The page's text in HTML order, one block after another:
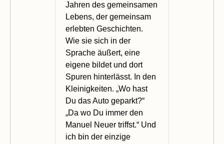
Jahren des gemeinsamen
Lebens, der gemeinsam
erlebten Geschichten.
Wie sie sich in der
Sprache äußert, eine
eigene bildet und dort
Spuren hinterlässt. In den
Kleinigkeiten. „Wo hast
Du das Auto geparkt?“
„Da wo Du immer den
Manuel Neuer triffst.“ Und
ich bin der einzige